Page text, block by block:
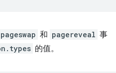
pageswap 和 pagereveal 事
的值。